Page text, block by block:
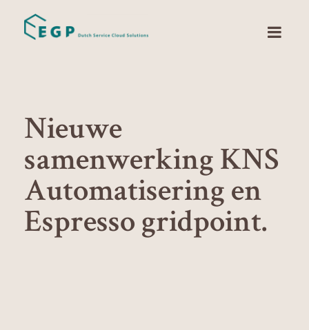
Nieuwe
samenwerking KNS
Automatisering en
Espresso gridpoint.